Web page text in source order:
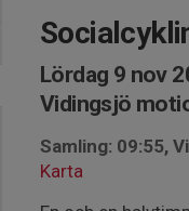
Lördag 9 nov
Vidingsjö
Samling: 09:55,
Karta